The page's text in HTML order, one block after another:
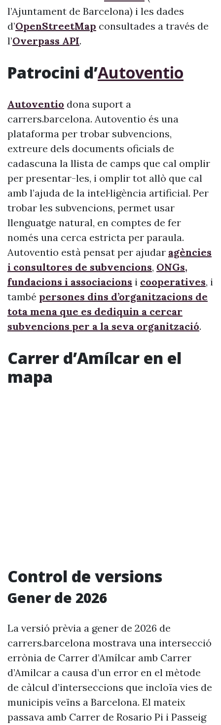
l’Ajuntament de Barcelona) i les dades
d’OpenStreetMap consultades a través de
l’Overpass API.
Patrocini d’Autoventio
Autoventio dona suport a
carrers.barcelona. Autoventio és una
plataforma per trobar subvencions,
extreure dels documents oficials de
cadascuna la llista de camps que cal omplir
per presentar-les, i omplir tot allò que cal
amb l’ajuda de la intel·ligència artificial. Per
trobar les subvencions, permet usar
llenguatge natural, en comptes de fer
només una cerca estricta per paraula.
Autoventio està pensat per ajudar agències
i consultores de subvencions, ONGs,
fundacions i associacions i cooperatives, i
també persones dins d’organitzacions de
tota mena que es dediquin a cercar
subvencions per a la seva organització.
Carrer d’Amílcar en el
mapa
Control de versions
Gener de 2026
La versió prèvia a gener de 2026 de
carrers.barcelona mostrava una intersecció
errònia de Carrer d’Amílcar amb Carrer
d’Amilcar a causa d’un error en el mètode
de càlcul d’interseccions que incloïa vies de
municipis veïns a Barcelona. El mateix
passava amb Carrer de Rosario Pi i Passeig